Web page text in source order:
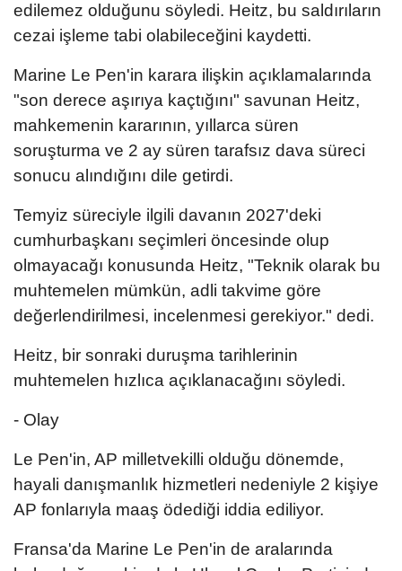
edilemez olduğunu söyledi. Heitz, bu saldırıların
cezai işleme tabi olabileceğini kaydetti.
Marine Le Pen'in karara ilişkin açıklamalarında
"son derece aşırıya kaçtığını" savunan Heitz,
mahkemenin kararının, yıllarca süren
soruşturma ve 2 ay süren tarafsız dava süreci
sonucu alındığını dile getirdi.
Temyiz süreciyle ilgili davanın 2027'deki
cumhurbaşkanı seçimleri öncesinde olup
olmayacağı konusunda Heitz, "Teknik olarak bu
muhtemelen mümkün, adli takvime göre
değerlendirilmesi, incelenmesi gerekiyor." dedi.
Heitz, bir sonraki duruşma tarihlerinin
muhtemelen hızlıca açıklanacağını söyledi.
- Olay
Le Pen'in, AP milletvekilli olduğu dönemde,
hayali danışmanlık hizmetleri nedeniyle 2 kişiye
AP fonlarıyla maaş ödediği iddia ediliyor.
Fransa'da Marine Le Pen'in de aralarında